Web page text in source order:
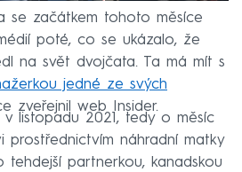
se začátkem tohoto měsíce
poté, co se ukázalo, že
na svět dvojčata. Ta má mít s
jedné ze svých
zveřejnil web Insider.
listopadu 2021, tedy o měsíc
prostřednictvím náhradní matky
partnerkou, kanadskou